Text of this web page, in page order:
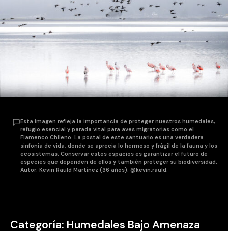
Esta imagen refleja la importancia de proteger nuestros humedales,
refugio esencial y parada vital para aves migratorias como el
Flamenco Chileno. La postal de este santuario es una verdadera
sinfonía de vida, donde se aprecia lo hermoso y frágil de la fauna y los
ecosistemas. Conservar estos espacios es garantizar el futuro de
especies que dependen de ellos y también proteger su biodiversidad.
Autor: Kevin Rauld Martínez (36 años). @kevin.rauld.
Categoría: Humedales Bajo Amenaza